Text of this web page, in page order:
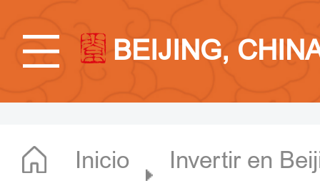
BEIJING,
Inicio
Invertir en